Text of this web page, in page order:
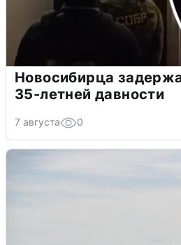
Новосибирца
35-летней давности
7 августа 0